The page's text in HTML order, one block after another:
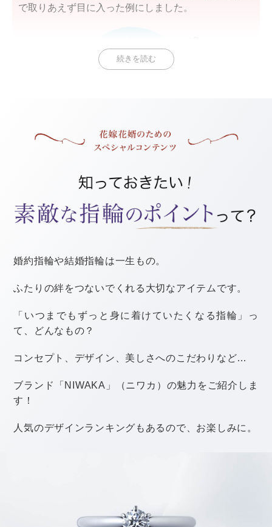
続きを読む
で取りあえず目に入った例にしました。
もう少し考えて決めればよかったです
少ないのかもしれません。
も。
お店側のミスで刻印が間違っていた場合はもちろん修正
してもらえますが、それ以外の理由では、途中で変更す
ることは基本的に難しいです。
しかし、婚約指輪のデザインや素材などにもよります
が、指輪が完成した後に刻印を「入れ直す」ことはでき
ることが多いようですね。